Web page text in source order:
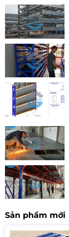
Sản phẩm mới